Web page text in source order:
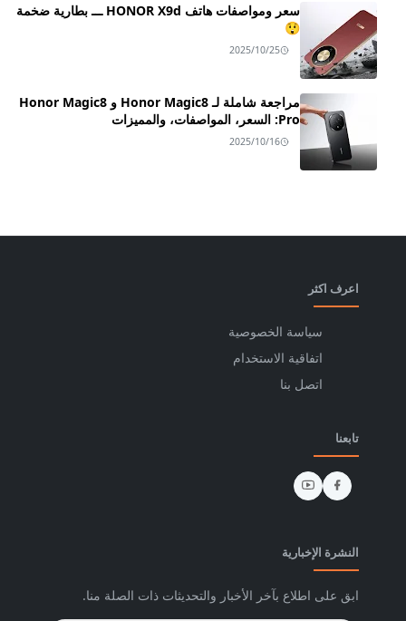
سعر ومواصفات هاتف HONOR X9d ـــ بطارية ضخمة
😲
2025/10/25
مراجعة شاملة لـ Honor Magic8 و Honor Magic8
Pro: السعر، المواصفات، والمميزات
2025/10/16
اعرف اكثر
سياسة الخصوصية
اتفاقية الاستخدام
اتصل بنا
تابعنا
النشرة الإخبارية
ابق على اطلاع بآخر الأخبار والتحديثات ذات الصلة منا.